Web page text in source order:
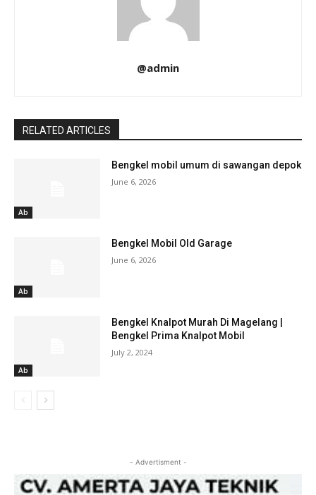
@admin
RELATED ARTICLES
Ab
Bengkel mobil umum di sawangan depok
June 6, 2026
Ab
Bengkel Mobil Old Garage
June 6, 2026
Ab
Bengkel Knalpot Murah Di Magelang |
Bengkel Prima Knalpot Mobil
July 2, 2024
- Advertisment -